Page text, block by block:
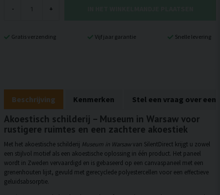
- +
Gratis verzending Vijf jaar garantie Snelle levering
Beschrijving Kenmerken Stel een vraag over een
Akoestisch schilderij – Museum in Warsaw voor
rustigere ruimtes en een zachtere akoestiek
Met het akoestische schilderij Museum in Warsawvan SilentDirect krijgt u zowel
een stijlvol motief als een akoestische oplossing in één product. Het paneel
wordt in Zweden vervaardigd en is gebaseerd op een canvaspaneel met een
grenenhouten lijst, gevuld met gerecyclede polyestercellen voor een effectieve
geluidsabsorptie.